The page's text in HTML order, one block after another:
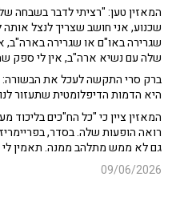
המאזין טען: "רציתי לדבר בשבחה
שכנוע, אני חושב שצריך לנצל אותה
שגרירה באו"ם או שגרירה
שלה עם נשיא ארה"ב, אין לי ספק
ברק סרי התקשה לעכל את הבשורה:
היא הדמות הדיפלומטית שתעזור
המאזין ציין כי "כל הח"כים
רואה הופעות שלה. בסדר,
גם לא ממש מתלהב ממנה. תאמין לי
09/06/2026